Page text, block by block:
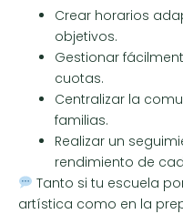
Crear horarios
objetivos.
Gestionar
cuotas.
Centralizar la
familias.
Realizar un
rendimiento de
Tanto si tu escuela
artística como en la